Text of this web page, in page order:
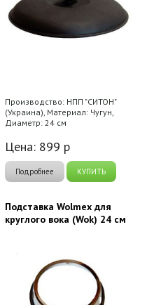
Производство: НПП "СИТОН"
(Украина), Материал: Чугун,
Диаметр: 24 см
Цена: 899 р
Подробнее КУПИТЬ
Подставка Wolmex для
круглого вока (Wok) 24 см